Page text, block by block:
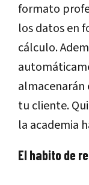
formato
los datos en
cálculo.
almacenarán
tu cliente.
la academia
El habito de